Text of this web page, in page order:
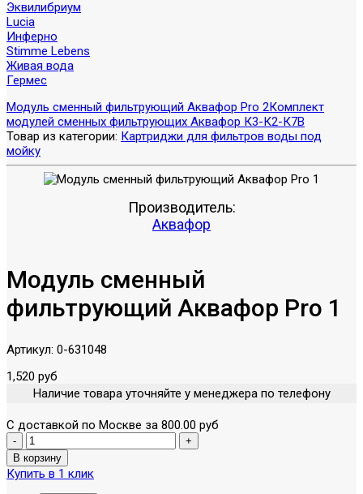
Эквилибриум
Lucia
Инферно
Stimme Lebens
Живая вода
Гермес
Модуль сменный фильтрующий Аквафор Pro 2Комплект
модулей сменных фильтрующих Аквафор К3-К2-К7В
Товар из категории: Картриджи для фильтров воды под
мойку
Производитель:
Аквафор
Модуль сменный
фильтрующий Аквафор Pro 1
Артикул: 0-631048
1,520 руб
Наличие товара уточняйте у менеджера по телефону
С доставкой по Москве за 800.00 руб
Купить в 1 клик